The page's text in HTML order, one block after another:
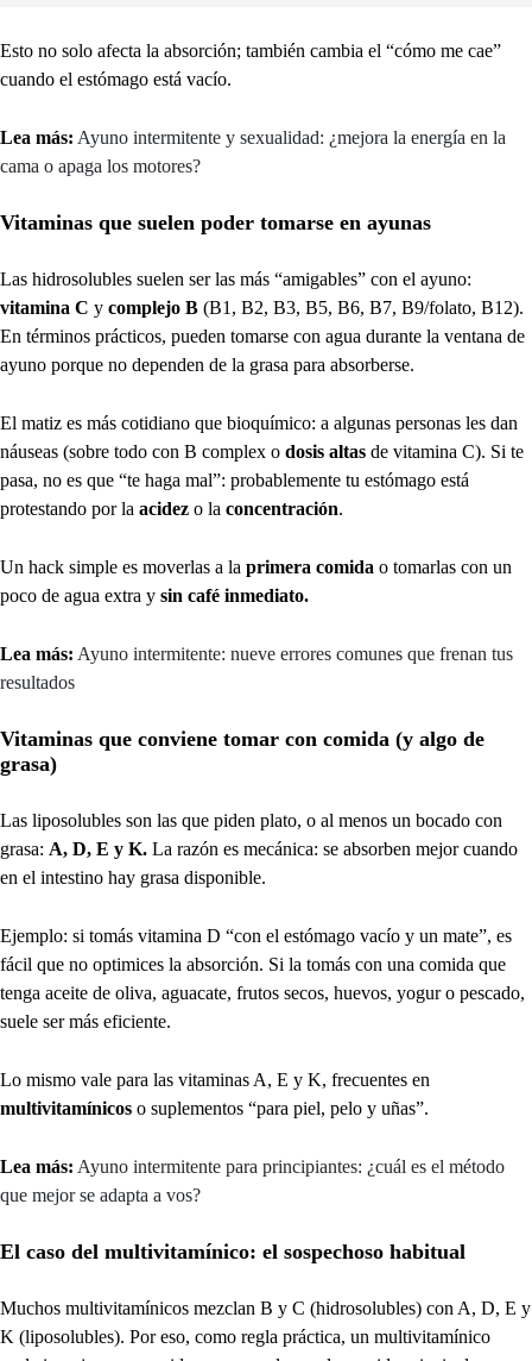
Esto no solo afecta la absorción; también cambia el “cómo me cae”
cuando el estómago está vacío.
Lea más: Ayuno intermitente y sexualidad: ¿mejora la energía en la
cama o apaga los motores?
Vitaminas que suelen poder tomarse en ayunas
Las hidrosolubles suelen ser las más “amigables” con el ayuno:
vitamina C y complejo B (B1, B2, B3, B5, B6, B7, B9/folato, B12).
En términos prácticos, pueden tomarse con agua durante la ventana de
ayuno porque no dependen de la grasa para absorberse.
El matiz es más cotidiano que bioquímico: a algunas personas les dan
náuseas (sobre todo con B complex o dosis altas de vitamina C). Si te
pasa, no es que “te haga mal”: probablemente tu estómago está
protestando por la acidez o la concentración.
Un hack simple es moverlas a la primera comida o tomarlas con un
poco de agua extra y sin café inmediato.
Lea más: Ayuno intermitente: nueve errores comunes que frenan tus
resultados
Vitaminas que conviene tomar con comida (y algo de
grasa)
Las liposolubles son las que piden plato, o al menos un bocado con
grasa: A, D, E y K. La razón es mecánica: se absorben mejor cuando
en el intestino hay grasa disponible.
Ejemplo: si tomás vitamina D “con el estómago vacío y un mate”, es
fácil que no optimices la absorción. Si la tomás con una comida que
tenga aceite de oliva, aguacate, frutos secos, huevos, yogur o pescado,
suele ser más eficiente.
Lo mismo vale para las vitaminas A, E y K, frecuentes en
multivitamínicos o suplementos “para piel, pelo y uñas”.
Lea más: Ayuno intermitente para principiantes: ¿cuál es el método
que mejor se adapta a vos?
El caso del multivitamínico: el sospechoso habitual
Muchos multivitamínicos mezclan B y C (hidrosolubles) con A, D, E y
K (liposolubles). Por eso, como regla práctica, un multivitamínico